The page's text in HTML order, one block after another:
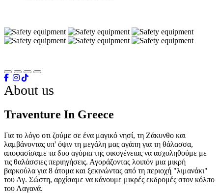
About us
Traventure In Greece
Για το λόγο οτι ζούμε σε ένα μαγικό νησί, τη Ζάκυνθο και
λαμβάνοντας υπ' όψιν τη μεγάλη μας αγάπη για τη θάλασσα,
αποφασίσαμε τα δυο αγόρια της οικογένειας να ασχοληθούμε με
τις θαλάσσιες περιηγήσεις. Αγοράζοντας λοιπόν μια μικρή
βαρκούλα για 8 άτομα και ξεκινώντας από τη περιοχή "λιμανάκι"
του Αγ. Σώστη, αρχίσαμε να κάνουμε μικρές εκδρομές στον κόλπο
του Λαγανά.